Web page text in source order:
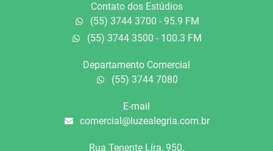
Contato dos Estúdios
(55) 3744 3700 - 95.9 FM
(55) 3744 3500 - 100.3 FM
Departamento Comercial
(55) 3744 7080
E-mail
comercial@luzealegria.com.br
Rua Tenente Líra, 950.